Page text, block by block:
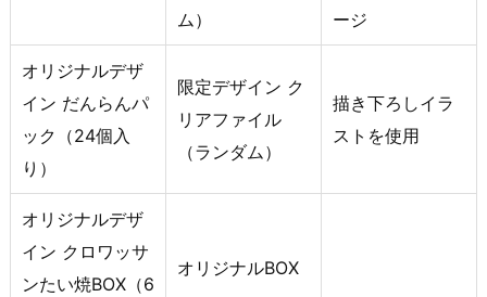
ム）
ージ
オリジナルデザ
イン だんらんパ
ック（24個入
り）
限定デザイン ク
リアファイル
（ランダム）
描き下ろしイラ
ストを使用
オリジナルデザ
イン クロワッサ
ンたい焼BOX（6
オリジナルBOX